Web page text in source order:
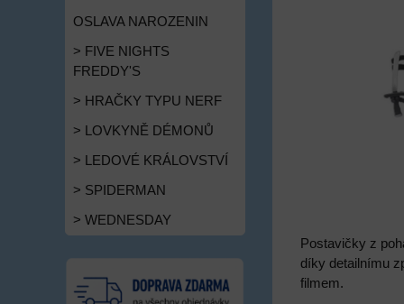
Postavičky z
díky detailnímu
filmem.
OSLAVA NAROZENIN
> FIVE NIGHTS
FREDDY'S
> HRAČKY TYPU NERF
> LOVKYNĚ DÉMONŮ
> LEDOVÉ KRÁLOVSTVÍ
> SPIDERMAN
> WEDNESDAY